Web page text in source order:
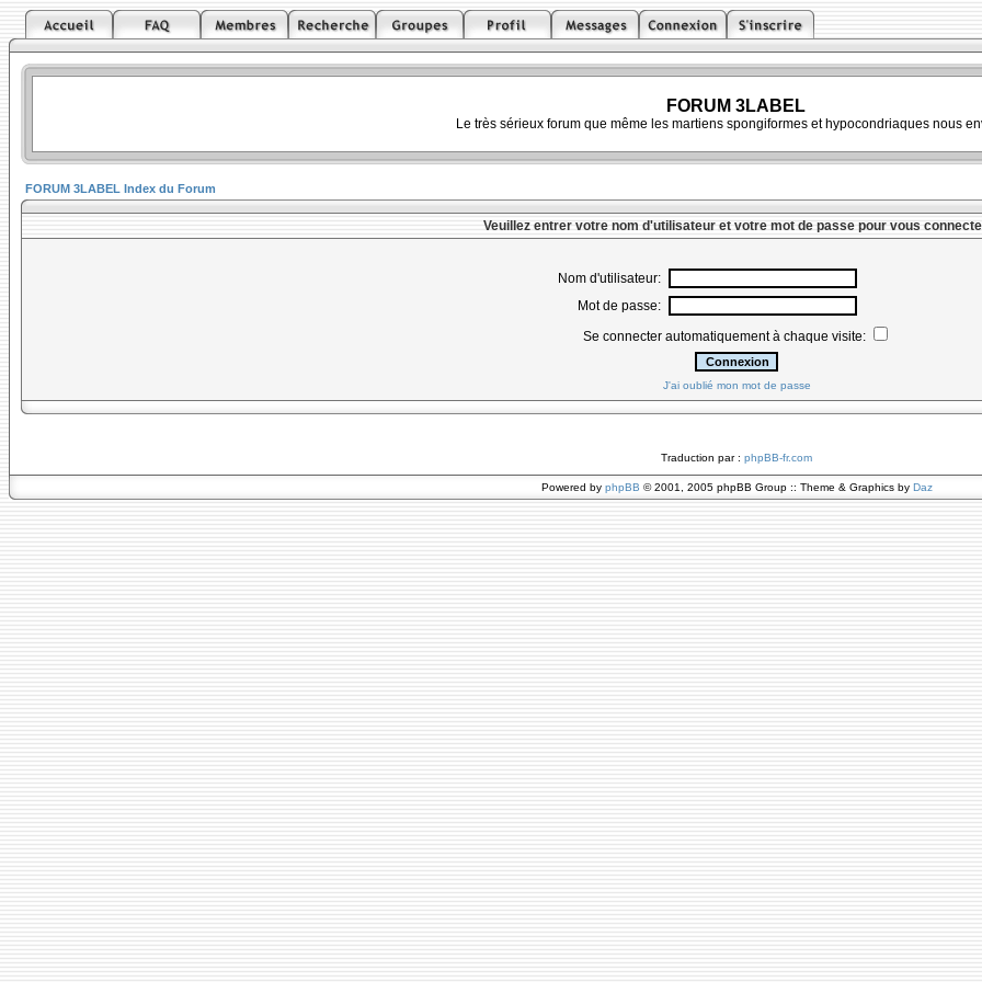
FORUM 3LABEL
Le très sérieux forum que même les martiens spongiformes et hypocondriaques nous
FORUM 3LABEL Index du Forum
Veuillez entrer votre nom d'utilisateur et votre mot de passe pour vous
Nom d'utilisateur:
Mot de passe:
Se connecter automatiquement à chaque visite:
J'ai oublié mon mot de passe
Traduction par : phpBB-fr.com
Powered by phpBB © 2001, 2005 phpBB Group :: Theme & Graphics by Daz